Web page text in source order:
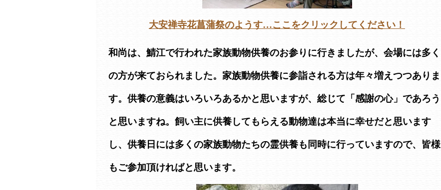
大安禅寺花菖蒲祭のようす…ここをクリックしてください！
和尚は、鯖江で行われた家族動物供養のお参りに行きましたが、会場には多く
の方が来ておられました。家族動物供養に参詣される方は年々増えつつありま
す。供養の意義はいろいろあるかと思いますが、総じて「感謝の心」であろう
と思いますね。飼い主に供養してもらえる動物達は本当に幸せだと思います
し、供養日には多くの家族動物たちの霊供養も同時に行っていますので、皆様
もご参加頂ければと思います。